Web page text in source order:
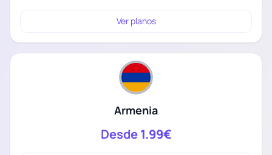
Ver planos
Armenia
Desde1.99€